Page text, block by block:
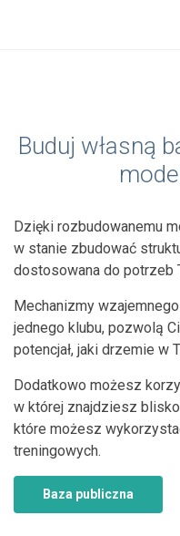
Buduj własną
Dzięki rozbudowanemu
w stanie zbudować
dostosowana do potrzeb
Mechanizmy
jednego klubu, pozwolą
potencjał, jaki drzemie w
Dodatkowo możesz
w której znajdziesz
które możesz
treningowych.
Baza publiczna